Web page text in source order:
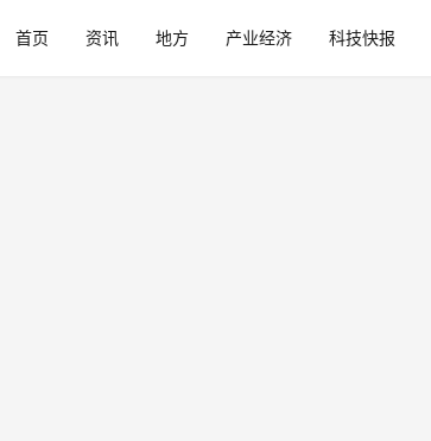
首页 资讯 地方 产业经济 科技快报